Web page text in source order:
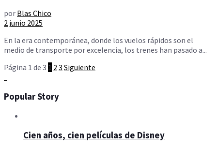
por Blas Chico
2 junio 2025
En la era contemporánea, donde los vuelos rápidos son el
medio de transporte por excelencia, los trenes han pasado a...
Página 1 de 3 1 23 Siguiente
Popular Story
Cien años, cien películas de Disney